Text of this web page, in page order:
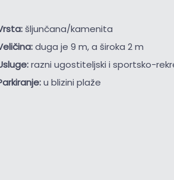
šljunčana/kamenita
duga je 9 m, a široka 2 m
razni ugostiteljski i sportsko-
u blizini plaže